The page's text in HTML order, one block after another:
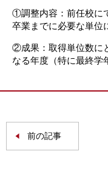
①調整内容：前任校に
卒業までに必要な単位
②成果：取得単位数に
なる年度（特に最終学
前の記事